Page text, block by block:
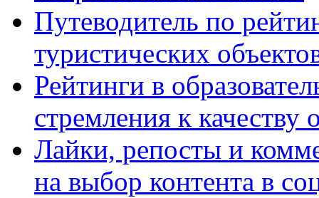
Путеводитель по
туристических
Рейтинги в
стремления к качеству
Лайки, репосты и
на выбор контента в